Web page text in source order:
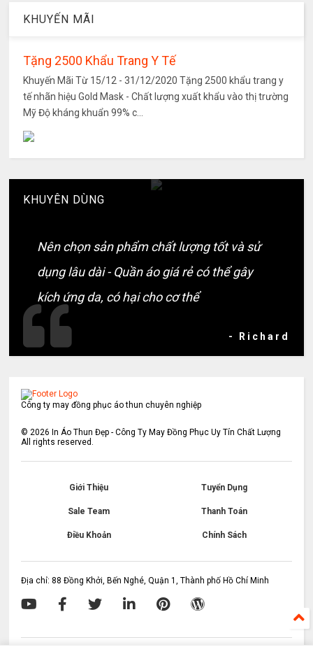
KHUYẾN MÃI
Tặng 2500 Khẩu Trang Y Tế
Khuyến Mãi Từ 15/12 - 31/12/2020 Tặng 2500 khẩu trang y
tế nhãn hiệu Gold Mask - Chất lượng xuất khẩu vào thị trường
Mỹ Độ kháng khuẩn 99% c...
KHUYÊN DÙNG
Nên chọn sản phẩm chất lượng tốt và sử
dụng lâu dài - Quần áo giá rẻ có thể gây
kích ứng da, có hại cho cơ thể
- Richard
Công ty may đồng phục áo thun chuyên nghiệp
©2026 In Áo Thun Đẹp - Công Ty May Đồng Phục Uy Tín Chất Lượng
All rights reserved.
Giới Thiệu Tuyển Dụng
Sale Team Thanh Toán
Điều Khoản Chính Sách
Địa chỉ: 88 Đồng Khởi, Bến Nghé, Quận 1, Thành phố Hồ Chí Minh